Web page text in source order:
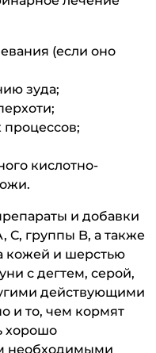
(если оно
зуда;
кислотно-
и добавки
группы B, а также
кожей и шерстью
с дегтем, серой,
действующими
и то, чем кормят
хорошо
необходимыми